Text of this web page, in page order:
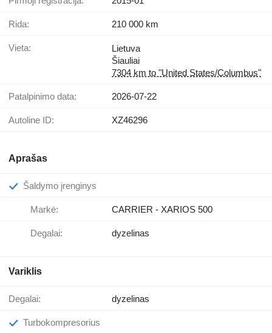
Rida: 210 000 km
Vieta:
Lietuva
Šiauliai
7304 km to "United States/Columbus"
Patalpinimo data: 2026-07-22
Autoline ID: XZ46296
Aprašas
Šaldymo įrenginys
Markė: CARRIER - XARIOS 500
Degalai: dyzelinas
Variklis
Degalai: dyzelinas
Turbokompresorius